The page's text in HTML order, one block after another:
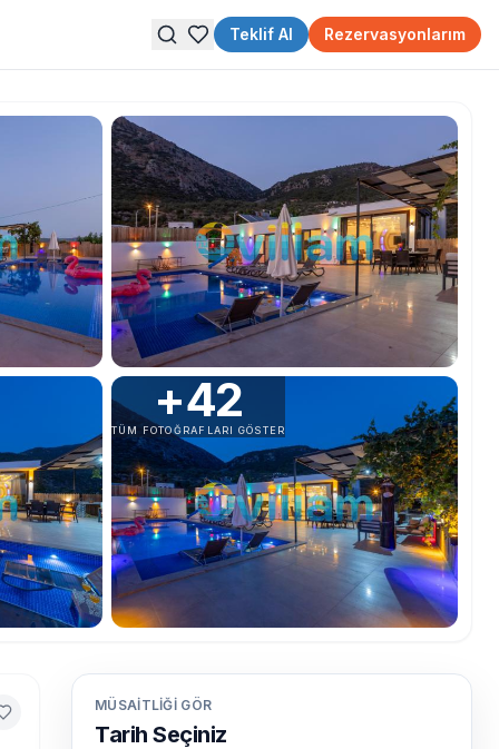
Teklif Al Rezervasyonlarım
+42
TÜM FOTOĞRAFLARI GÖSTER
MÜSAITLIĞI GÖR
Tarih Seçiniz